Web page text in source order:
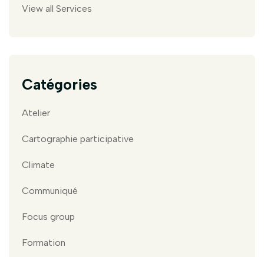
View all Services
Catégories
Atelier
Cartographie participative
Climate
Communiqué
Focus group
Formation